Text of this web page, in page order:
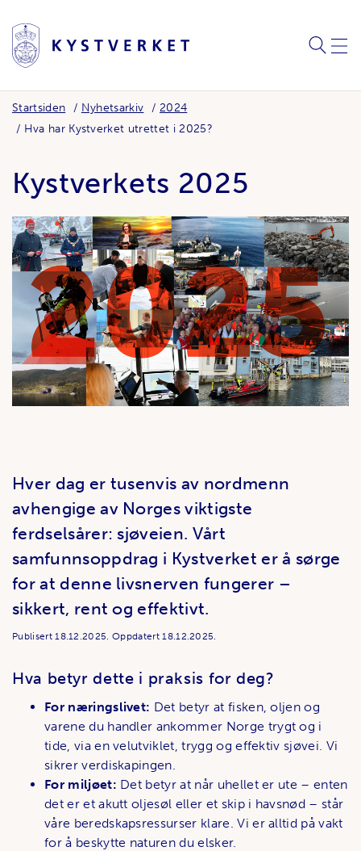
SØK
Startsiden Nyhetsarkiv
2024
Hva har Kystverket utrettet i 2025?
Kystverkets 2025
Hver dag er tusenvis av nordmenn
avhengige av Norges viktigste
ferdselsårer: sjøveien. Vårt
samfunnsoppdrag i Kystverket er å sørge
for at denne livsnerven fungerer –
sikkert, rent og effektivt.
Publisert18.12.2025.Oppdatert18.12.2025.
Hva betyr dette i praksis for deg?
For næringslivet: Det betyr at fisken, oljen og
varene du handler ankommer Norge trygt og i
tide, via en velutviklet, trygg og effektiv sjøvei. Vi
sikrer verdiskapingen.
For miljøet: Det betyr at når uhellet er ute – enten
det er et akutt oljesøl eller et skip i havsnød – står
våre beredskapsressurser klare. Vi er alltid på vakt
for å beskytte naturen du elsker.